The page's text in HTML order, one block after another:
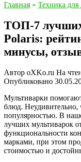
Главная » Техника для
ТОП-7 лучших
Polaris:
минусы,
Автор oXKo.ru На
Опубликовано
Мультиварки
блюд. Неудивительно,
популярностью. В
лучших мультиварок
функциональности
марками, при этом
стоимостью и